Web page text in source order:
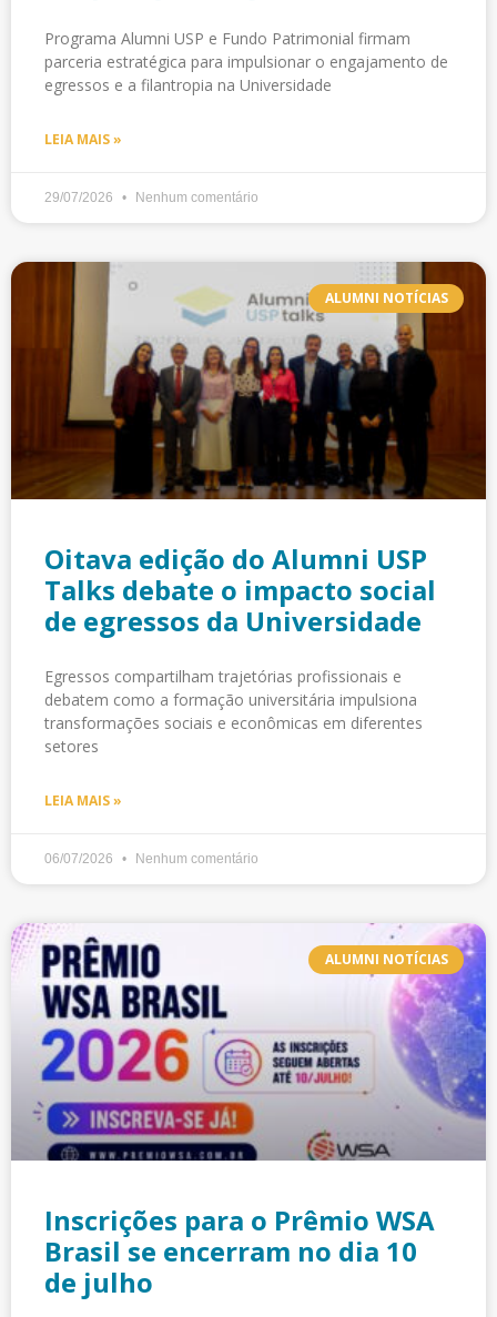
Programa Alumni USP e Fundo Patrimonial firmam
parceria estratégica para impulsionar o engajamento de
egressos e a filantropia na Universidade
LEIA MAIS »
29/07/2026 Nenhum comentário
ALUMNI NOTÍCIAS
Oitava edição do Alumni USP
Talks debate o impacto social
de egressos da Universidade
Egressos compartilham trajetórias profissionais e
debatem como a formação universitária impulsiona
transformações sociais e econômicas em diferentes
setores
LEIA MAIS »
06/07/2026 Nenhum comentário
ALUMNI NOTÍCIAS
Inscrições para o Prêmio WSA
Brasil se encerram no dia 10
de julho